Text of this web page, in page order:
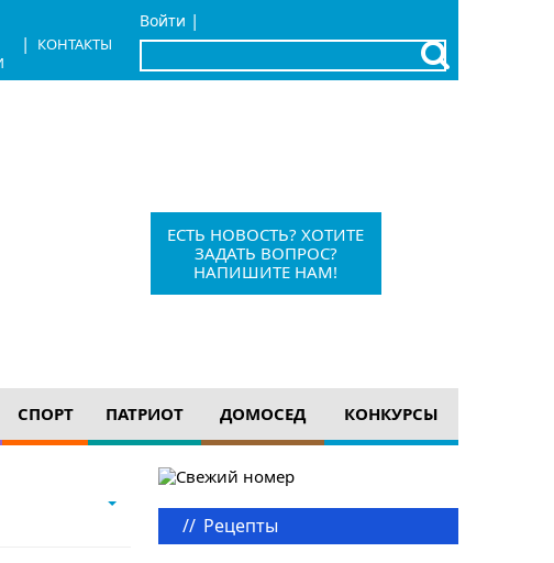
Войти |
x
| КОНТАКТЫ
ЕСТЬ НОВОСТЬ? ХОТИТЕ
ЗАДАТЬ ВОПРОС?
НАПИШИТЕ НАМ!
СПОРТ ПАТРИОТ ДОМОСЕД КОНКУРСЫ
// Рецепты